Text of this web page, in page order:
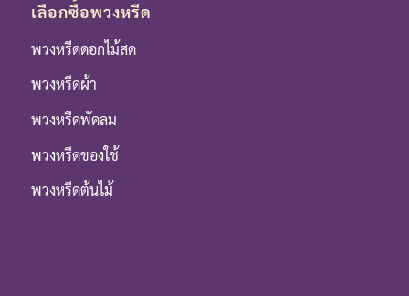
เลือกซื้อพวงหรีด
พวงหรีดดอกไม้สด
พวงหรีดผ้า
พวงหรีดพัดลม
พวงหรีดของใช้
พวงหรีดต้นไม้